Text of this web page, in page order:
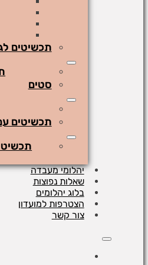
תכשיטים
סטים
תכשיטים
יהלומי מעבדה
שאלות נפוצות
בלוג יהלומים
הצטרפות למועדון
צור קשר